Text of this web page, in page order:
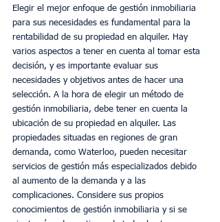
Elegir el mejor enfoque de gestión inmobiliaria
para sus necesidades es fundamental para la
rentabilidad de su propiedad en alquiler. Hay
varios aspectos a tener en cuenta al tomar esta
decisión, y es importante evaluar sus
necesidades y objetivos antes de hacer una
selección. A la hora de elegir un método de
gestión inmobiliaria, debe tener en cuenta la
ubicación de su propiedad en alquiler. Las
propiedades situadas en regiones de gran
demanda, como Waterloo, pueden necesitar
servicios de gestión más especializados debido
al aumento de la demanda y a las
complicaciones. Considere sus propios
conocimientos de gestión inmobiliaria y si se